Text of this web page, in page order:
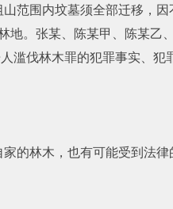
范围内坟墓须全部迁移，
。张某、陈某甲、陈某乙
滥伐林木罪的犯罪事实、
的林木，也有可能受到法律